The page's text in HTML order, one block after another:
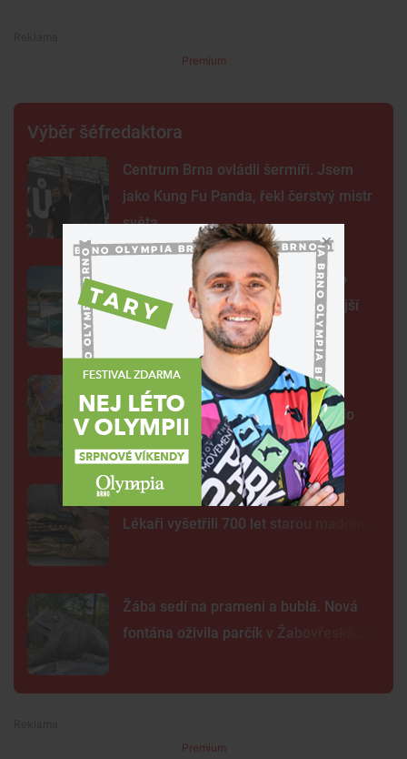
Premium
Výběr šéfredaktora
Centrum Brna ovládli šermíři. Jsem
jako Kung Fu Panda, řekl čerstvý mistr
světa
Na plovárně ve Znojmě se popralo
třicet lidí. Přibudou kamery i častější
hlídky
FOTO: Ulicemi Brna se prohnal
karnevalový průvod. Lidi přenesl do
exotické Brazílie
Neobvyklá pacientka u svaté Anny.
Lékaři vyšetřili 700 let starou madonu
Žába sedí na prameni a bublá. Nová
fontána oživila parčík v Žabovřeskách
Premium